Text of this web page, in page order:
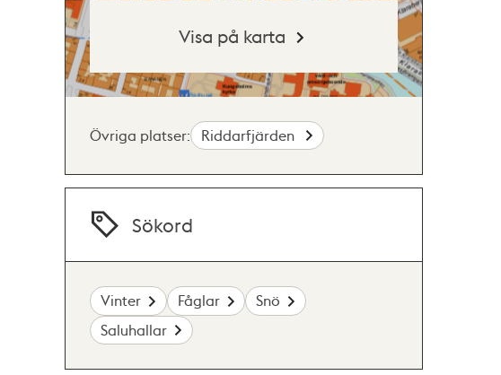
Visa på karta
Övriga platser: Riddarfjärden
Sökord
Vinter Fåglar
Snö
Saluhallar